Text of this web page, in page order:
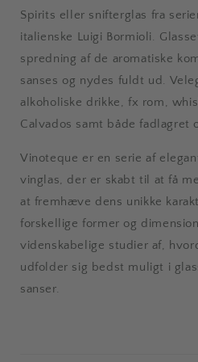
Spirits eller snifterglas fra
italienske Luigi Bormioli.
spredning af de aromatiske
sanses og nydes fuldt ud.
alkoholiske drikke, fx rom,
Calvados samt både fadlagret
Vinoteque er en serie af
vinglas, der er skabt til at få
at fremhæve dens unikke
forskellige former og
videnskabelige studier af,
udfolder sig bedst muligt i
sanser.